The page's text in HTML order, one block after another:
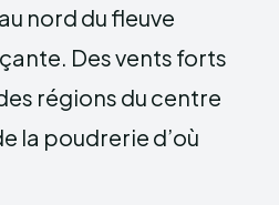
nord du fleuve
Des vents forts
régions du centre
la poudrerie d’où